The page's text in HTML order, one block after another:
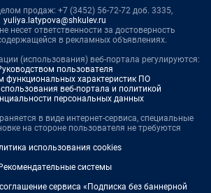
продаж: +7 (3452) 56-72-72 доб. 3335,
yuliya.latypova@shkulev.ru
несет ответственности за достоверность
в рекламных объявлениях.
(использования) веб-портала регулируются:
пользователя
функциональных характеристик ПО
веб-портала и политикой
персональных данных
в виде интернет-сервиса, специальные
на стороне пользователя не требуются
использования cookies
системы
сервиса «Подписка без баннерной